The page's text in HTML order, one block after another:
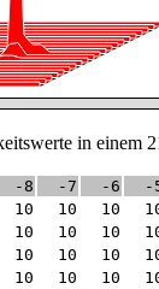
in einem
-8 -7 -6 -
10 10 10
10 10 10
10 10 10
10 10 10